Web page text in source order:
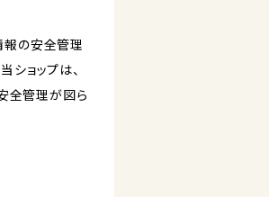
報の安全管理
ショップは、
全管理が図ら